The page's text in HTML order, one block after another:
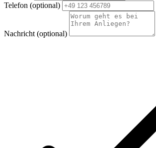
Telefon (optional)
Nachricht (optional)